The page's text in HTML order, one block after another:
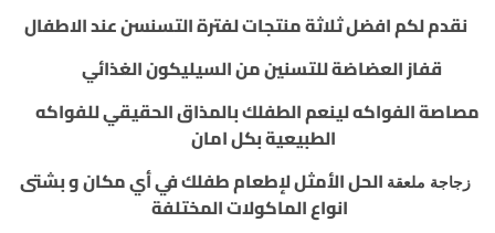
نقدم لكم افضل ثلاثة منتجات لفترة التسنسن عند الاطفال
قفاز العضاضة للتسنين من السيليكون الغذائي
مصاصة الفواكهلينعم الطفلك بالمذاق الحقيقيللفواكه
الطبيعية بكل امان
زجاجة ملعقة الحل الأمثل لإطعام طفلك في أي مكان و بشتى
انواع الماكولات المختلفة